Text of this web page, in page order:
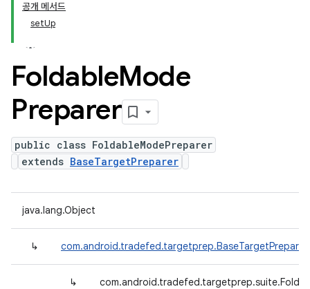
공개 메서드
setUp
FoldableMode
Preparer
public class FoldableModePreparer
extends BaseTargetPreparer
java.lang.Object
↳ com.android.tradefed.targetprep.BaseTargetPreparer
↳